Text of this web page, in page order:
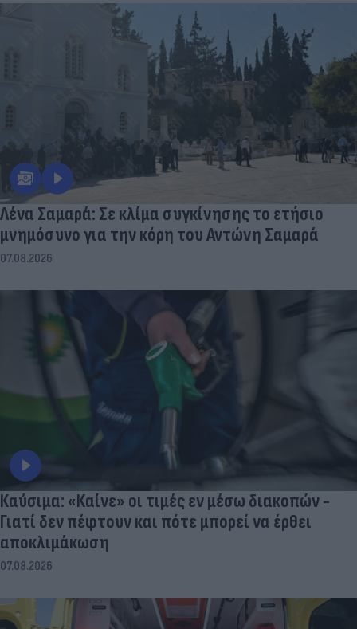
Λένα Σαμαρά: Σε κλίμα συγκίνησης το ετήσιο
μνημόσυνο για την κόρη του Αντώνη Σαμαρά
07.08.2026
Καύσιμα: «Καίνε» οι τιμές εν μέσω διακοπών -
Γιατί δεν πέφτουν και πότε μπορεί να έρθει
αποκλιμάκωση
07.08.2026